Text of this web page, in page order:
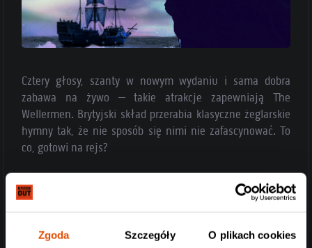
Zgoda Szczegóły O plikach cookies
Cztery głosy, szanty w nowym wydaniu i sama dobra
zabawa na żywo – takie atrakcje zapewniają The
Wellermen. Brytyjski skład przerabia klasyczne żeglarskie
hymny tak, że nie sposób się nimi nie zafascynować. To
co, gotowi na rejs?